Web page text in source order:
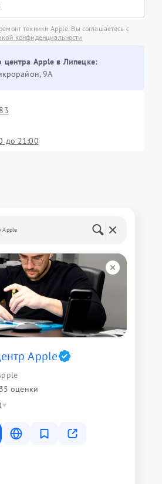
техники Apple, Вы соглашаетесь с
конфиденциальности
центра Apple в Липецке:
9А
до 21:00
Apple
Apple
оценки